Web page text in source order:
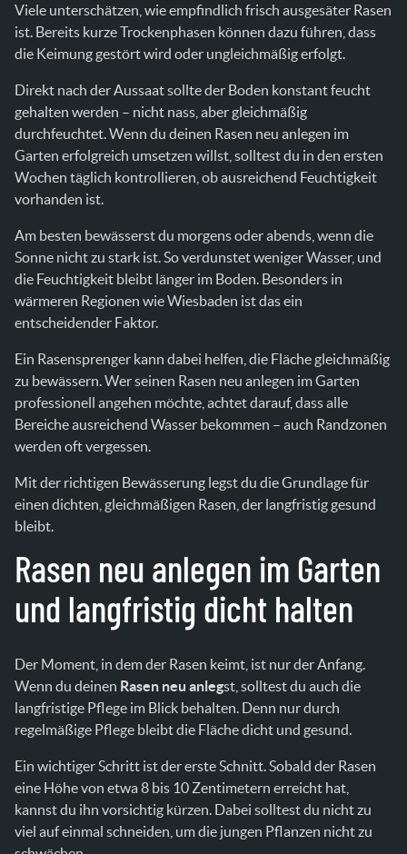
Viele unterschätzen, wie empfindlich frisch ausgesäter Rasen
ist. Bereits kurze Trockenphasen können dazu führen, dass
die Keimung gestört wird oder ungleichmäßig erfolgt.
Direkt nach der Aussaat sollte der Boden konstant feucht
gehalten werden – nicht nass, aber gleichmäßig
durchfeuchtet. Wenn du deinen Rasen neu anlegen im
Garten erfolgreich umsetzen willst, solltest du in den ersten
Wochen täglich kontrollieren, ob ausreichend Feuchtigkeit
vorhanden ist.
Am besten bewässerst du morgens oder abends, wenn die
Sonne nicht zu stark ist. So verdunstet weniger Wasser, und
die Feuchtigkeit bleibt länger im Boden. Besonders in
wärmeren Regionen wie Wiesbaden ist das ein
entscheidender Faktor.
Ein Rasensprenger kann dabei helfen, die Fläche gleichmäßig
zu bewässern. Wer seinen Rasen neu anlegen im Garten
professionell angehen möchte, achtet darauf, dass alle
Bereiche ausreichend Wasser bekommen – auch Randzonen
werden oft vergessen.
Mit der richtigen Bewässerung legst du die Grundlage für
einen dichten, gleichmäßigen Rasen, der langfristig gesund
bleibt.
Rasen neu anlegen im Garten
und langfristig dicht halten
Der Moment, in dem der Rasen keimt, ist nur der Anfang.
Wenn du deinen Rasen neu anlegst, solltest du auch die
langfristige Pflege im Blick behalten. Denn nur durch
regelmäßige Pflege bleibt die Fläche dicht und gesund.
Ein wichtiger Schritt ist der erste Schnitt. Sobald der Rasen
eine Höhe von etwa 8 bis 10 Zentimetern erreicht hat,
kannst du ihn vorsichtig kürzen. Dabei solltest du nicht zu
viel auf einmal schneiden, um die jungen Pflanzen nicht zu